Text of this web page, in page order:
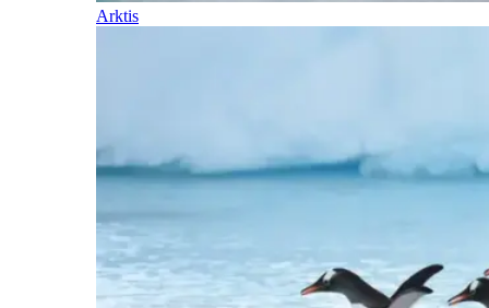
Arktis